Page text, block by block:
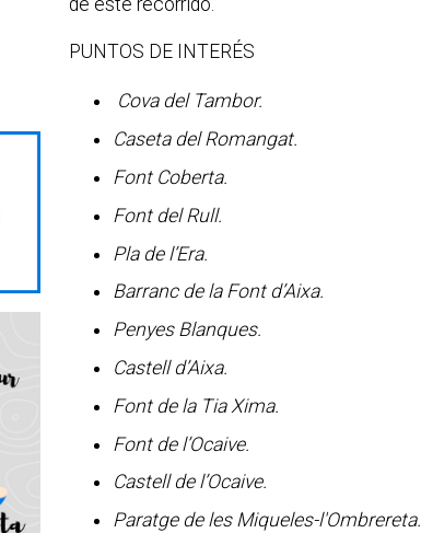
PUNTOS DE INTERÉS
Cova del Tambor.
Caseta del Romangat.
Font Coberta.
Font del Rull.
Pla de l’Era.
Barranc de la Font d’Aixa.
Penyes Blanques.
Castell d’Aixa.
Font de la Tia Xima.
Font de l’Ocaive.
Castell de l’Ocaive.
Paratge de les Miqueles-l'Ombrereta.